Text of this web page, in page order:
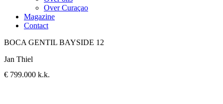
Over Curaçao
Magazine
Contact
BOCA GENTIL BAYSIDE 12
Jan Thiel
€ 799.000 k.k.